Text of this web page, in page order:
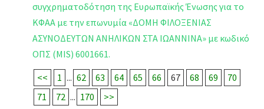
συγχρηματοδότηση της Ευρωπαϊκής Ένωσης για το
ΚΦΑΑ με την επωνυμία «ΔΟΜΗ ΦΙΛΟΞΕΝΙΑΣ
ΑΣΥΝΟΔΕΥΤΩΝ ΑΝΗΛΙΚΩΝ ΣΤΑ ΙΩΑΝΝΙΝΑ» με κωδικό
ΟΠΣ (MIS) 6001661.
<<
1 ... 62 63 64 65 66 67 68 69
70
71
72 ... 170 >>